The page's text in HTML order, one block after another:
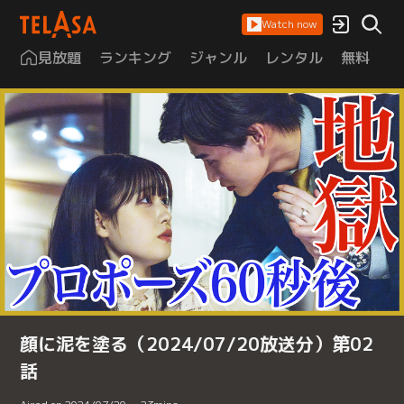
Watch now
見放題 ランキング ジャンル レンタル 無料
顔に泥を塗る（2024/07/20放送分）第02
話